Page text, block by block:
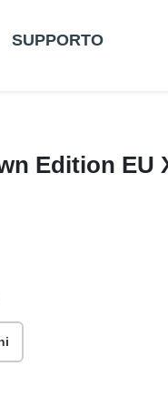
SUPPORTO
Edition EU